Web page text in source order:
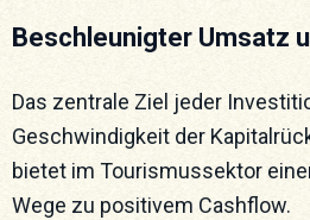
Beschleunigter Umsatz
Das zentrale Ziel jeder
Geschwindigkeit der
bietet im Tourismussektor
Wege zu positivem Cashflow.